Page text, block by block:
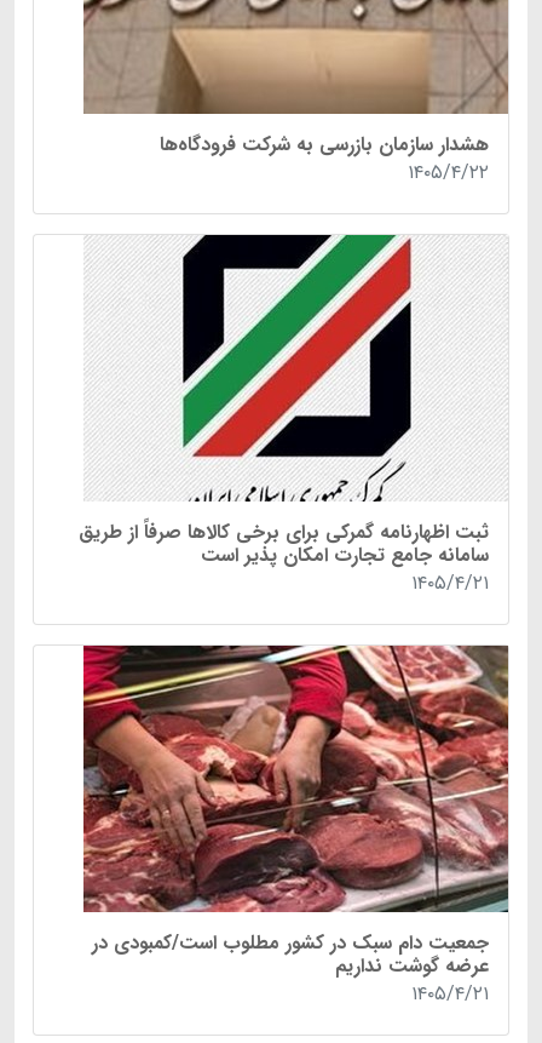
هشدار سازمان بازرسی به شرکت فرودگاه‌ها
۱۴۰۵/۴/۲۲
ثبت اظهارنامه گمرکی برای برخی کالا‌ها صرفاً از طریق
سامانه جامع تجارت امکان پذیر است
۱۴۰۵/۴/۲۱
جمعیت دام سبک در کشور مطلوب است/کمبودی در
عرضه گوشت نداریم
۱۴۰۵/۴/۲۱